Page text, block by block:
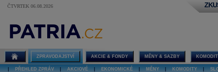
ČTVRTEK 06.08.2026
ZPRAVODAJSTVÍ AKCIE & FONDY MĚNY & SAZBY
PŘEHLED ZPRÁV AKCIOVÉ EKONOMICKÉ MĚNY KOMODITY